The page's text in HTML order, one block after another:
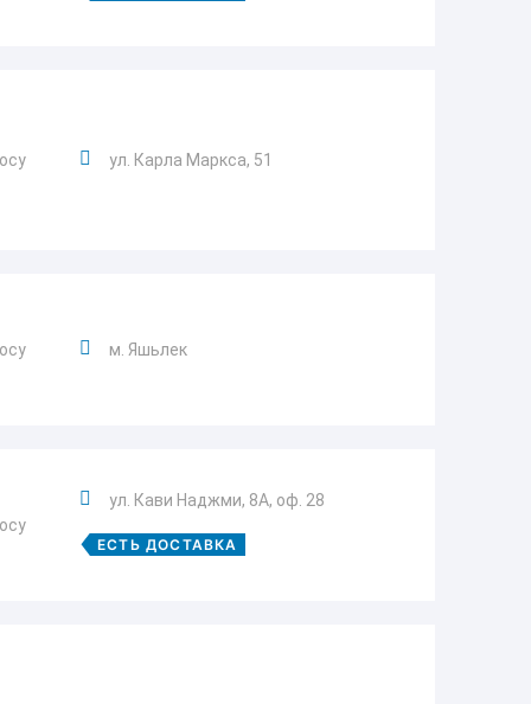
ул. Карла Маркса, 51
м. Яшьлек
ул. Кави Наджми, 8А, оф. 28
ЕСТЬ ДОСТАВКА